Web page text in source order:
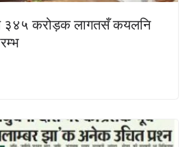
३४५ करोड़क लागतसँ कयलनि